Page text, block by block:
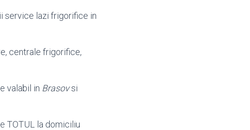
service lazi frigorifice in
centrale frigorifice,
valabil in Brasovsi
TOTUL la domiciliu